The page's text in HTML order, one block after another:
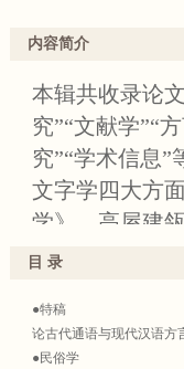
内容简介
本辑共收录论
究”“文献学”“
究”“学术信息
文字学四大方
学》，高屋建
语言文字学方
误，或探赜索
程，或梳理版
目 录
●特稿
论古代通语与现代汉语方
●民俗学